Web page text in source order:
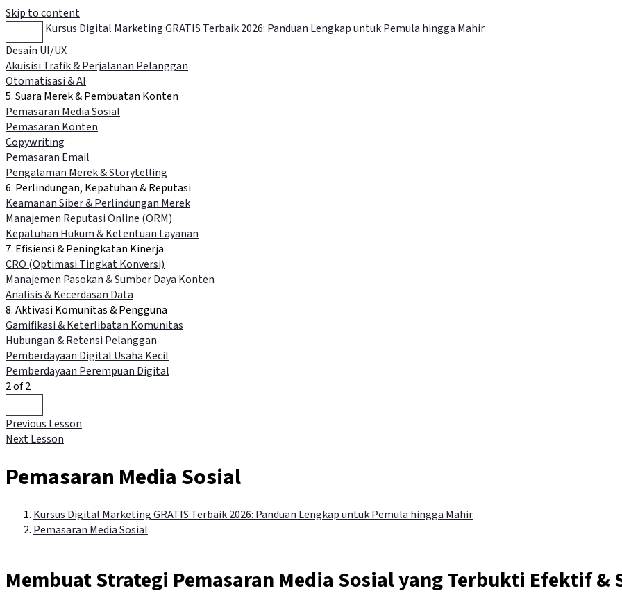
Skip to content
Kursus Digital Marketing GRATIS Terbaik 2026: Panduan Lengkap untuk Pemula hingga Mahir
Desain UI/UX
Akuisisi Trafik & Perjalanan Pelanggan
Otomatisasi & AI
5. Suara Merek & Pembuatan Konten
Pemasaran Media Sosial
Pemasaran Konten
Copywriting
Pemasaran Email
Pengalaman Merek & Storytelling
6. Perlindungan, Kepatuhan & Reputasi
Keamanan Siber & Perlindungan Merek
Manajemen Reputasi Online (ORM)
Kepatuhan Hukum & Ketentuan Layanan
7. Efisiensi & Peningkatan Kinerja
CRO (Optimasi Tingkat Konversi)
Manajemen Pasokan & Sumber Daya Konten
Analisis & Kecerdasan Data
8. Aktivasi Komunitas & Pengguna
Gamifikasi & Keterlibatan Komunitas
Hubungan & Retensi Pelanggan
Pemberdayaan Digital Usaha Kecil
Pemberdayaan Perempuan Digital
2 of 2
Previous Lesson
Next Lesson
Pemasaran Media Sosial
Kursus Digital Marketing GRATIS Terbaik 2026: Panduan Lengkap untuk Pemula hingga Mahir
Pemasaran Media Sosial
Membuat Strategi Pemasaran Media Sosial yang Terbukti Efektif &